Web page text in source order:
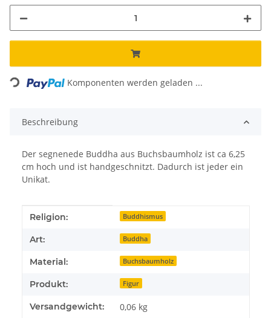
Loading... Komponenten werden geladen ...
Beschreibung
Der segnenede Buddha aus Buchsbaumholz ist ca 6,25
cm hoch und ist handgeschnitzt. Dadurch ist jeder ein
Unikat.
Produkteigenschaft
Wert
Religion: Buddhismus
Art: Buddha
Material: Buchsbaumholz
Produkt: Figur
Versandgewicht: 0,06 kg